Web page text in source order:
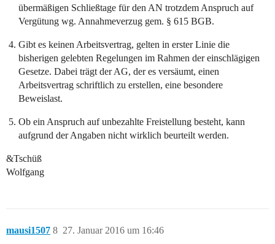
übermäßigen Schließtage für den AN trotzdem Anspruch auf
Vergütung wg. Annahmeverzug gem. § 615 BGB.
Gibt es keinen Arbeitsvertrag, gelten in erster Linie die
bisherigen gelebten Regelungen im Rahmen der einschlägigen
Gesetze. Dabei trägt der AG, der es versäumt, einen
Arbeitsvertrag schriftlich zu erstellen, eine besondere
Beweislast.
Ob ein Anspruch auf unbezahlte Freistellung besteht, kann
aufgrund der Angaben nicht wirklich beurteilt werden.
&Tschüß
Wolfgang
mausi1507 27. Januar 2016 um 16:46
8